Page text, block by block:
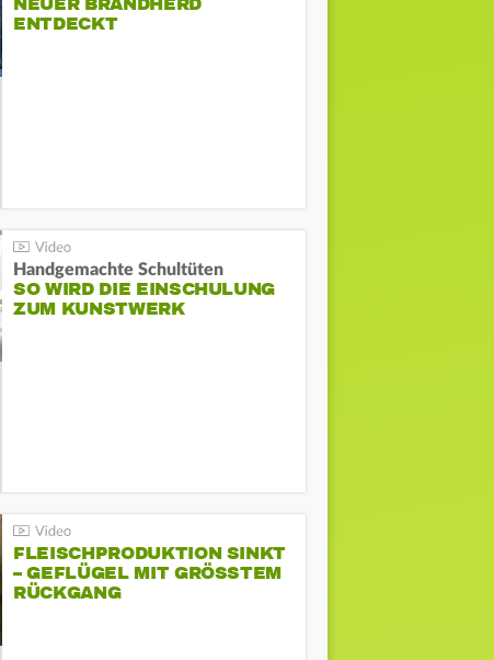
NEUER BRANDHERD
ENTDECKT
Handgemachte Schultüten
SO WIRD DIE EINSCHULUNG
ZUM KUNSTWERK
FLEISCHPRODUKTION SINKT
– GEFLÜGEL MIT GRÖSSTEM R
ÜCKGANG